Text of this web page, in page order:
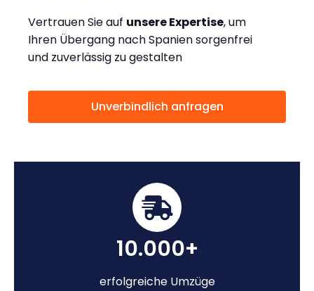
Vertrauen Sie auf unsere Expertise, um
Ihren Übergang nach Spanien sorgenfrei
und zuverlässig zu gestalten
Unverbindlich anfragen
10.000+
erfolgreiche Umzüge